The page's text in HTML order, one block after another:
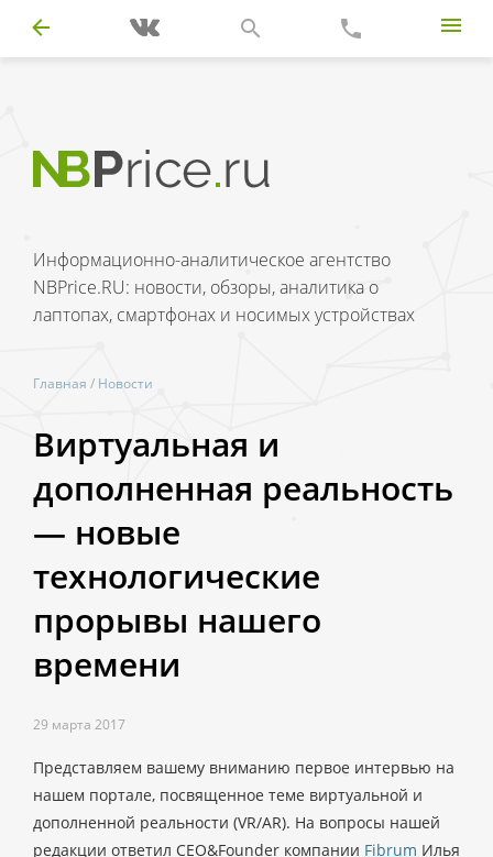
Информационно-аналитическое агентство
NBPrice.RU: новости, обзоры, аналитика о
лаптопах, смартфонах и носимых устройствах
Главная / Новости
Виртуальная и
дополненная реальность
— новые
технологические
прорывы нашего
времени
29 марта 2017
Представляем вашему вниманию первое интервью на
нашем портале, посвященное теме виртуальной и
дополненной реальности (VR/AR). На вопросы нашей
редакции ответил CEO&Founder компании Fibrum Илья